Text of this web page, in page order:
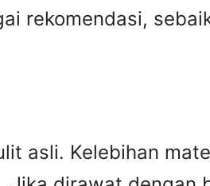
rekomendasi,
asli. Kelebihan